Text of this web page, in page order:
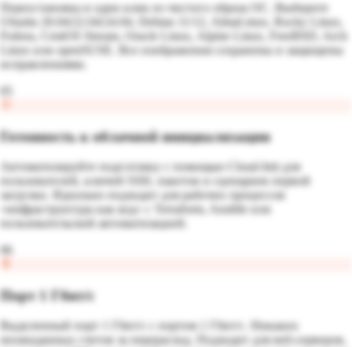
Переустановка в один клик из чистого образа ОС. Выберите
Ubuntu 20.04/22.04/24.04, Debian 11/12, AlmaLinux, Rocky Linux,
Fedora, CentOS Stream, Oracle Linux, Alpine Linux, FreeBSD, Arch
Linux или openSUSE. Все изображения сохранены и защищены
исправлениями.
Готовность к облачной инициализации
Автоматизируйте подготовку с помощью Cloud-Init для
пользователей, ключей SSH, пакетов и сценариев первой
загрузки. Идеально подходит для рабочих процессов
«инфраструктура как код» с Terraform, Ansible или
пользовательской автоматизацией.
06
Порт 1 Гбит/с
Выделенный порт 1 Гбит/с с портом 1 Гбит/с. Никаких
неожиданных счетов за перерасход. Подходит для веб-серверов,